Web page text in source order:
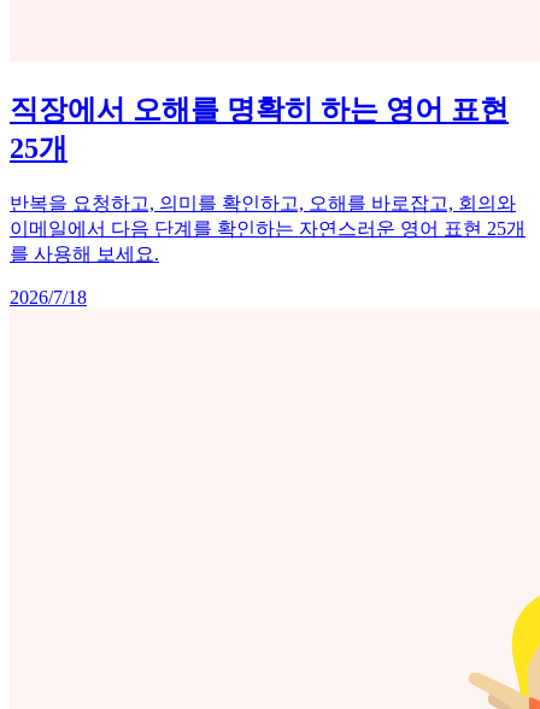
직장에서 오해를 명확히 하는 영어 표현
25개
반복을 요청하고, 의미를 확인하고, 오해를 바로잡고, 회의와
이메일에서 다음 단계를 확인하는 자연스러운 영어 표현 25개
를 사용해 보세요.
2026/7/18